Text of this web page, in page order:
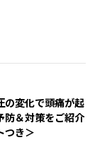
の変化で頭痛が起
防＆対策をご紹介
つき＞